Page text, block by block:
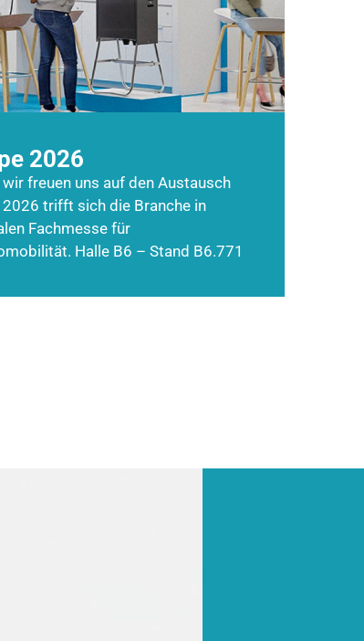
2026
freuen uns auf den Austausch
trifft sich die Branche in
Fachmesse für
Halle B6 – Stand B6.771